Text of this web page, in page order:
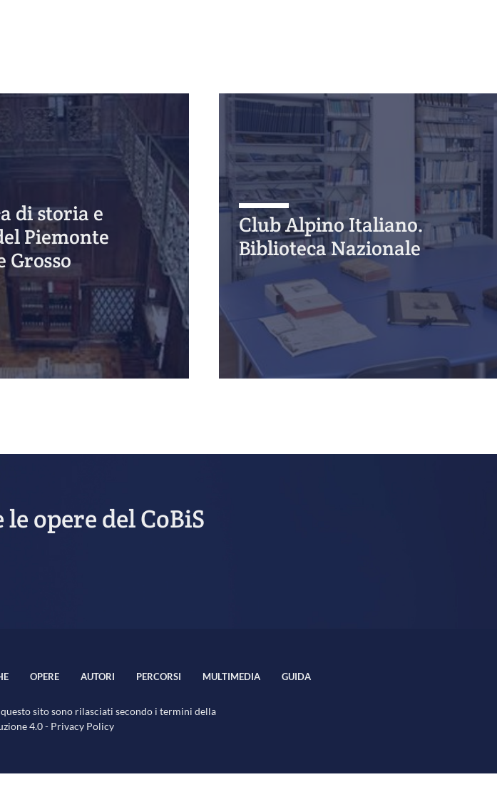
di storia e
Piemonte
Grosso
Club Alpino Italiano.
Biblioteca Nazionale
opere del CoBiS
OPERE AUTORI PERCORSI MULTIMEDIA GUIDA
sito sono rilasciati secondo i termini della
4.0- Privacy Policy